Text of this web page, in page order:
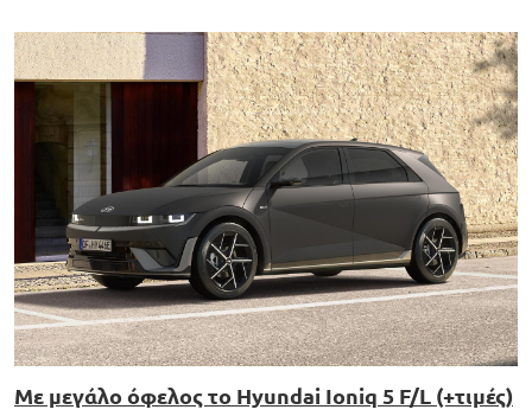
Με μεγάλο όφελος το Hyundai Ioniq 5 F/L (+τιμές)